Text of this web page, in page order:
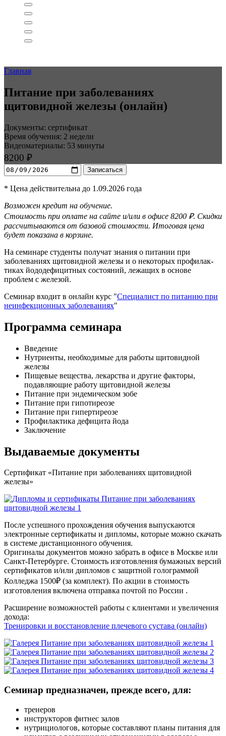
Главная
Питание при заболева­ниях
щитовидной железы (онлайн)
Документы: сертификат
Время обучения: 2 недели
Видеоматериалы: 53 минуты
8200 ₽
Записаться
* Цена действительна до 1.09.2026 года
Возможен кредит на обучение.
Стоимость при оплате на сайте и/или в офисе 8200 ₽. Скидки
рассчитываются от базовой стоимости. Итоговая цена
будет показана в корзине.
На семинаре студенты получат знания о питании при
заболева­ниях щитовидной железы и о некоторых профилак­
тиках йододефицитных состояний, лежащих в основе
проблем с железой.
Семинар входит в онлайн курс "Специалист по питанию при
неинфекци­онных заболева­ниях"
Программа семинара
Введение
Нутриенты, необходимые для работы щитовидной
железы
Пищевые вещества, лекарства и другие факторы,
подавляющие работу щитовидной железы
Питание при эндемическом зобе
Питание при гипотиреозе
Питание при гипертиреозе
Профилак­тика дефицита йода
Заключение
Выдаваемые документы
Сертификат «Питание при заболева­ниях щитовидной
железы»
После успешного прохождения обучения выпускаются
электронные сертификаты и дипломы, которые можно скачать
в системе дистанционного обучения.
Оригиналы документов можно забрать в офисе в Москве или
Санкт-Петербурге. Стоимость изготовления бумажных версий
сертификатов и/или дипломов с защитной голограммой
Колледжа 1500₽ (за комплект). По акции в стоимость
изготовления включена отправка почтой по России .
Расширение возможностей работы с клиентами и увеличения
дохода:
Тренировки и восстанов­ление плечевого сустава (онлайн)
Семинар предназначен, прежде всего, для:
тренеров
инструкторов фитнес залов
нутрициологов, которые составляют планы питания для